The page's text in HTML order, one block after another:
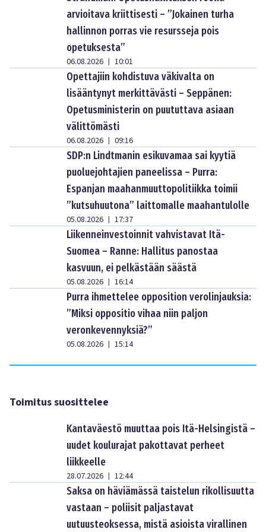
arvioitava kriittisesti – ”Jokainen turha
hallinnon porras vie resursseja pois
opetuksesta”
06.08.2026 | 10:01
Opettajiin kohdistuva väkivalta on
lisääntynyt merkittävästi – Seppänen:
Opetusministerin on puututtava asiaan
välittömästi
06.08.2026 | 09:16
SDP:n Lindtmanin esikuvamaa sai kyytiä
puoluejohtajien paneelissa – Purra:
Espanjan maahanmuuttopolitiikka toimii
”kutsuhuutona” laittomalle maahantulolle
05.08.2026 | 17:37
Liikenneinvestoinnit vahvistavat Itä-
Suomea – Ranne: Hallitus panostaa
kasvuun, ei pelkästään säästä
05.08.2026 | 16:14
Purra ihmettelee opposition verolinjauksia:
”Miksi oppositio vihaa niin paljon
veronkevennyksiä?”
05.08.2026 | 15:14
Toimitus suosittelee
Kantaväestö muuttaa pois Itä-Helsingistä –
uudet koulurajat pakottavat perheet
liikkeelle
28.07.2026 | 12:44
Saksa on häviämässä taistelun rikollisuutta
vastaan – poliisit paljastavat
uutuusteoksessa, mistä asioista virallinen